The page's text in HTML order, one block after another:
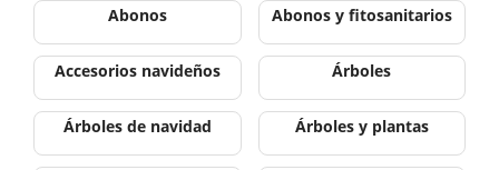
Abonos Abonos y fitosanitarios
Accesorios navideños Árboles
Árboles de navidad Árboles y plantas